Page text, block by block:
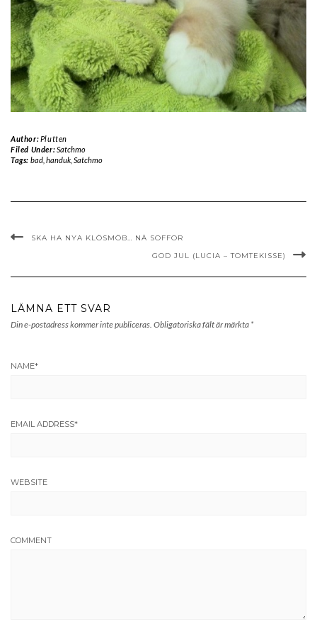
Author:Plutten
Filed Under:Satchmo
Tags: bad, handuk, Satchmo
SKA HA NYA KLÖSMÖB… NÄ SOFFOR
GOD JUL (LUCIA – TOMTEKISSE)
LÄMNA ETT SVAR
Din e-postadress kommer inte publiceras. Obligatoriska fält är märkta *
NAME*
EMAIL ADDRESS*
WEBSITE
COMMENT